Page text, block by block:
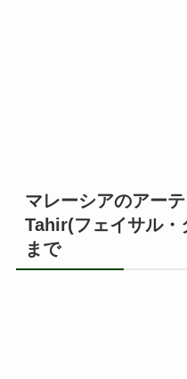
マレーシアのアー
Tahir(フェイサル・
まで